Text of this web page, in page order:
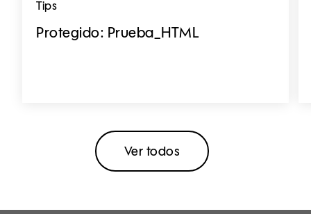
Tips
Protegido: Prueba_HTML
Ver todos